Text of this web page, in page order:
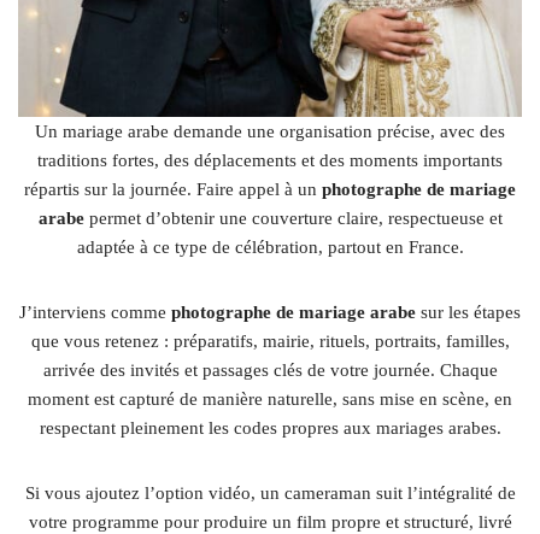
Un mariage arabe demande une organisation précise, avec des
traditions fortes, des déplacements et des moments importants
répartis sur la journée. Faire appel à un photographe de mariage
arabepermet d’obtenir une couverture claire, respectueuse et
adaptée à ce type de célébration, partout en France.
J’interviens comme photographe de mariage arabe sur les étapes
que vous retenez : préparatifs, mairie, rituels, portraits, familles,
arrivée des invités et passages clés de votre journée. Chaque
moment est capturé de manière naturelle, sans mise en scène, en
respectant pleinement les codes propres aux mariages arabes.
Si vous ajoutez l’option vidéo, un cameraman suit l’intégralité de
votre programme pour produire un film propre et structuré, livré